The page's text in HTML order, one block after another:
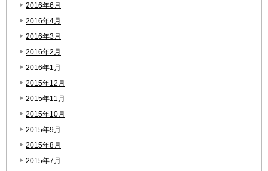
2016年6月
2016年4月
2016年3月
2016年2月
2016年1月
2015年12月
2015年11月
2015年10月
2015年9月
2015年8月
2015年7月